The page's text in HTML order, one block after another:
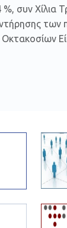
συν Χίλια